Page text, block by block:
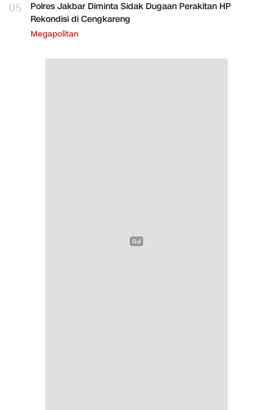
05
Polres Jakbar Diminta Sidak Dugaan Perakitan HP
Rekondisi di Cengkareng
Megapolitan